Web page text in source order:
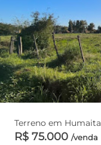
R$ 75.000 /venda